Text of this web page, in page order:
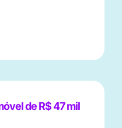
de R$ 47 mil